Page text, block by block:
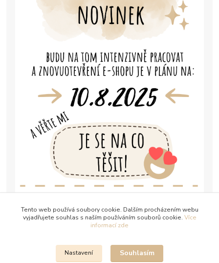
Tento web používá soubory cookie. Dalším procházením webu
vyjadřujete souhlas s naším používáním souborů cookie. Více
informací zde
Nastavení Souhlasím